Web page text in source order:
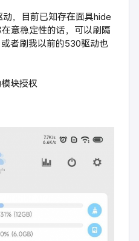
，目前已知存在面具hide
意稳定性的话，可以刷隔
者刷我以前的530驱动也
块授权